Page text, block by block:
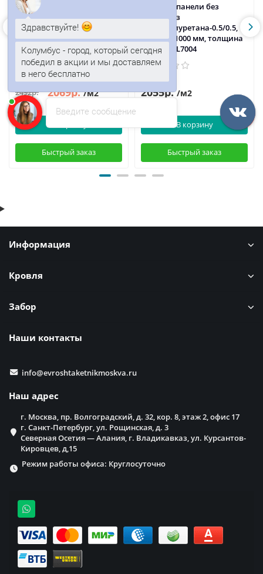
Сэндвич-панели без
замков из
пенополиуретана-0.5/0.5,
ширина 1000 мм, толщина
50 мм, RAL6002
2492р. 2069р. /м2
Быстрый заказ
Сэндвич-панели без
замков из
пенополиуретана-0.5/0.5,
ширина 1000 мм, толщина
50 мм, RAL7004
2055р. /м2
В корзину
Быстрый заказ
Информация
Кровля
Забор
Наши контакты
info@evroshtaketnikmoskva.ru
Наш адрес
г. Москва, пр. Волгоградский, д. 32, кор. 8, этаж 2, офис 17
г. Санкт-Петербург, ул. Рощинская, д. 3
Северная Осетия — Алания, г. Владикавказ, ул. Курсантов-
Кировцев, д,15
Режим работы офиса: Круглосуточно
Введите сообщение
Здравствуйте!
Колумбус - город, который сегодня
победил в акции и мы доставляем
в него бесплатно